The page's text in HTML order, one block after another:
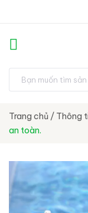
Trang chủ / Thông
an toàn.